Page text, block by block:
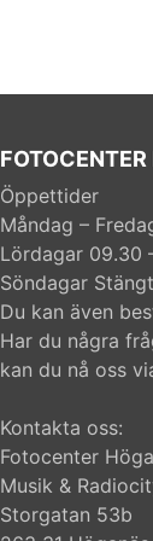
Öppettider
Måndag –
Lördagar 09.30
Söndagar Stängt
Du kan även
Har du några
kan du nå oss
Kontakta oss:
Fotocenter
Musik &
Storgatan 53b